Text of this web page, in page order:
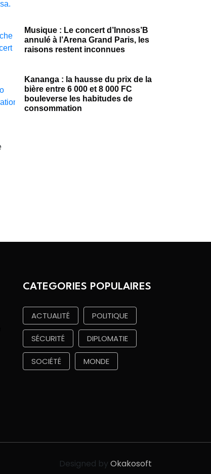
Musique : Le concert d’Innoss’B
annulé à l’Arena Grand Paris, les
raisons restent inconnues
Kananga : la hausse du prix de la
bière entre 6 000 et 8 000 FC
bouleverse les habitudes de
consommation
CATEGORIES POPULAIRES
ACTUALITÉ POLITIQUE
SÉCURITÉ DIPLOMATIE
SOCIÉTÉ MONDE
Designed by Okakosoft